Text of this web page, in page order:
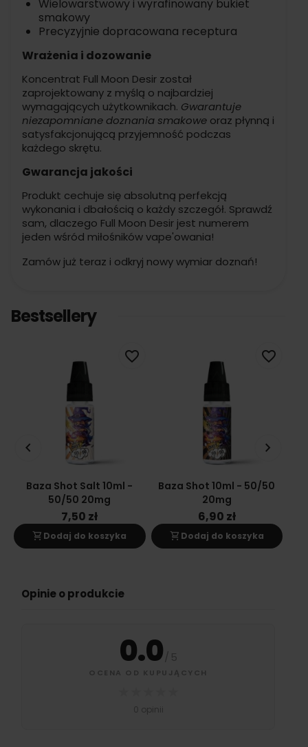
Wielowarstwowy i wyrafinowany bukiet
smakowy
Precyzyjnie dopracowana receptura
Wrażenia i dozowanie
Koncentrat Full Moon Desir został
zaprojektowany z myślą o najbardziej
wymagających użytkownikach. Gwarantuje
niezapomniane doznania smakowe oraz płynną i
satysfakcjonującą przyjemność podczas
każdego skrętu.
Gwarancja jakości
Produkt cechuje się absolutną perfekcją
wykonania i dbałością o każdy szczegół. Sprawdź
sam, dlaczego Full Moon Desir jest numerem
jeden wśród miłośników vape'owania!
Zamów już teraz i odkryj nowy wymiar doznań!
Bestsellery
Baza Shot Salt 10ml -
50/50 20mg
7,50 zł
shopping_cart Dodaj do koszyka
favorite_border
Baza Shot 10ml - 50/50
20mg
6,90 zł
shopping_cart Dodaj do koszyka
favorite_border
keyboard_arrow_left keyboard_arrow_right
Opinie o produkcie
0.0/ 5
OCENA OD KUPUJĄCYCH
0 opinii